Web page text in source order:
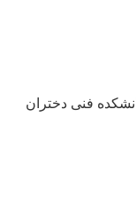
فنی دختران